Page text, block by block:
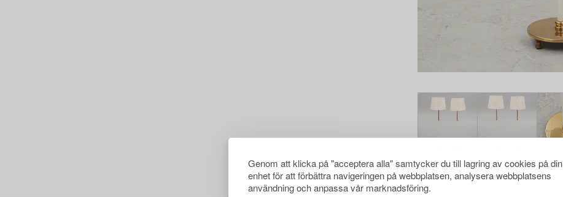
Genom att klicka på "acceptera alla" samtycker du till lagring av cookies på din
enhet för att förbättra navigeringen på webbplatsen, analysera webbplatsens
användning och anpassa vår marknadsföring.